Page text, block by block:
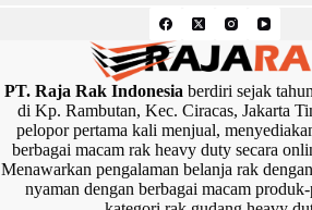
PT. Raja Rak Indonesiaberdiri sejak
di Kp. Rambutan, Kec. Ciracas, Jakarta
pelopor pertama kali menjual,
berbagai macam rak heavy duty secara
Menawarkan pengalaman belanja rak
nyaman dengan berbagai macam